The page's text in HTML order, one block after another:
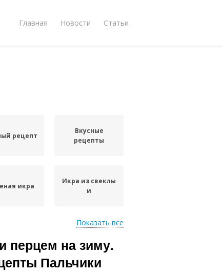
Главная Новости Статьи
рецепт
Вкусные
рецепты
икра
Икра из свеклы
и
Показать все
перцем на зиму.
Пальчики